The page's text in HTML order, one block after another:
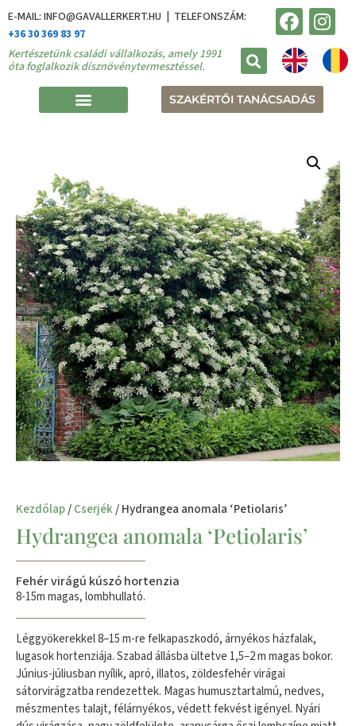
E-MAIL: INFO@GAVALLERKERT.HU | TELEFONSZÁM:
+36 30 369 83 97
Kertészetünk családi vállalkozás, amely 1991
óta foglalkozik dísznövénytermesztéssel.
SZAKÉRTŐI TANÁCSADÁS
Kezdőlap/Cserjék/ Hydrangea anomala ‘Petiolaris’
Hydrangea anomala ‘Petiolaris’
Fehér virágú kúszó hortenzia
8-15m magas, lombhullató.
Léggyökerekkel 8–15 m-re felkapaszkodó, árnyékos házfalak,
lugasok hortenziája. Szabad állásba ültetve 1,5–2 m magas bokor.
Június-júliusban nyílik, apró, illatos, zöldesfehér virágai
sátorvirágzatba rendezettek. Magas humusztartalmú, nedves,
mészmentes talajt, félárnyékos, védett fekvést igényel. Nyári